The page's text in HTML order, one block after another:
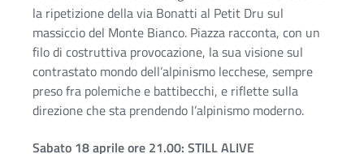
la ripetizione della via Bonatti al Petit Dru sul
massiccio del Monte Bianco. Piazza racconta, con un
filo di costruttiva provocazione, la sua visione sul
contrastato mondo dell’alpinismo lecchese, sempre
preso fra polemiche e battibecchi, e riflette sulla
direzione che sta prendendo l’alpinismo moderno.
Sabato 18 aprile ore 21.00: STILL ALIVE